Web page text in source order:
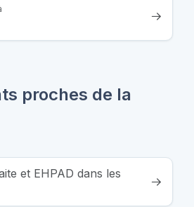
proches de la
et EHPAD dans les